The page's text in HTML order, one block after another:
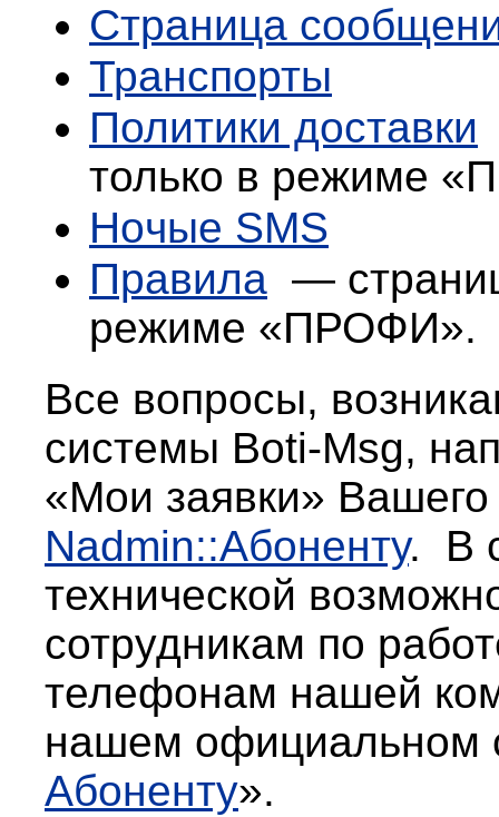
Страница
Транспорты
Политики доставки
только в режиме
Ночые SMS
Правила —
режиме «ПРОФИ».
Все вопросы,
системы Boti-Msg,
«Мои заявки»
Nadmin::Абоненту. В
технической
сотрудникам по
телефонам нашей
нашем официальном
Абоненту».